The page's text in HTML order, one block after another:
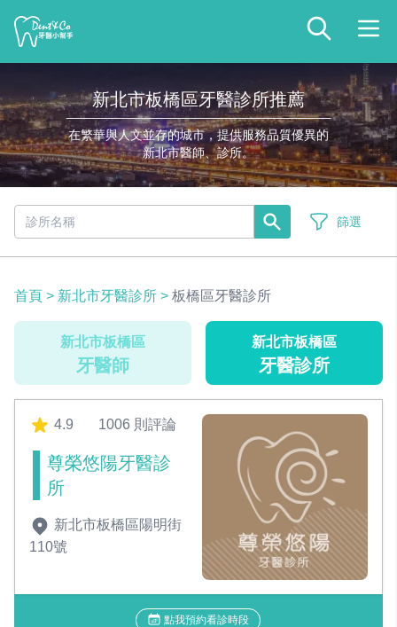
新北市板橋區牙醫診所推薦
在繁華與人文並存的城市，提供服務品質優異的
新北市醫師、診所。
篩選
首頁 > 新北市牙醫診所 > 板橋區牙醫診所
新北市板橋區
牙醫師
新北市板橋區
牙醫診所
4.9 1006 則評論
尊榮悠陽牙醫診
所
新北市板橋區陽明街
110號
點我預約看診時段